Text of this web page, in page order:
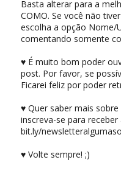
Basta alterar para a
COMO. Se você não
escolha a opção Nome/
comentando somente
♥ É muito bom poder
post. Por favor, se
Ficarei feliz por poder
♥ Quer saber mais
inscreva-se para
bit.ly/
♥ Volte sempre! ;)